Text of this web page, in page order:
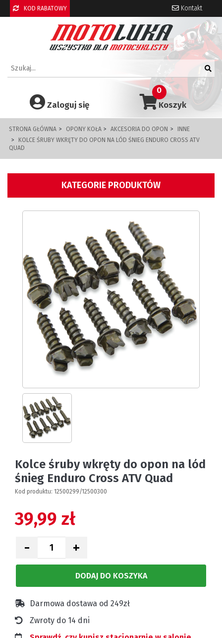
KOD RABATOWY Kontakt
Koszyk
0
Zaloguj się
STRONA GŁÓWNA OPONY KOŁA AKCESORIA DO OPON
INNE
KOLCE ŚRUBY WKRĘTY DO OPON NA LÓD ŚNIEG ENDURO CROSS ATV
QUAD
KATEGORIE PRODUKTÓW
Kolce śruby wkręty do opon na lód
śnieg Enduro Cross ATV Quad
Kod produktu: 12500299/12500300
39,99 zł
- +
DODAJ DO KOSZYKA
Darmowa dostawa od 249zł
Zwroty do 14 dni